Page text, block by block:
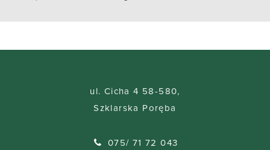
ul. Cicha 4 58-580,
Szklarska Poręba
075/ 71 72 043